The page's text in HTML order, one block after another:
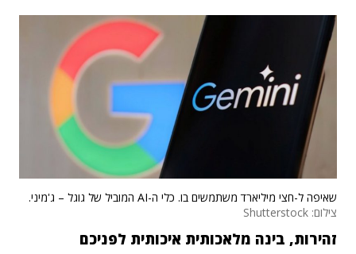
שאיפה ל-חצי מיליארד משתמשים בו. כלי ה-AI המוביל של גוגל – ג'מיני.
צילום: Shutterstock
זהירות, בינה מלאכותית איכותית לפניכם